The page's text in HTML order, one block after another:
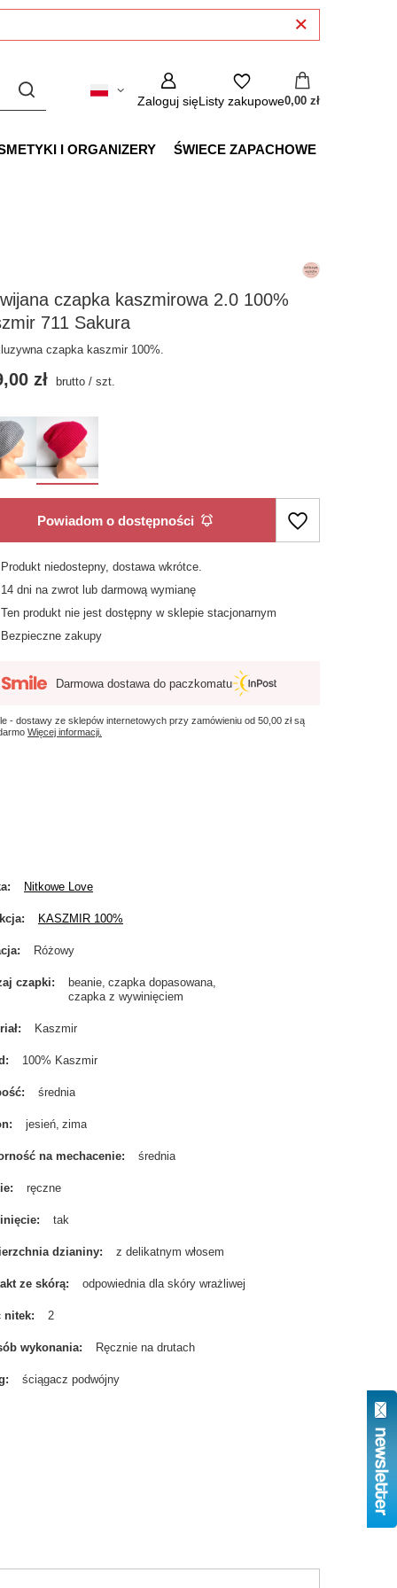
Zaloguj sięListy zakupowe0,00 zł
I ORGANIZERY ŚWIECE ZAPACHOWE
czapka kaszmirowa 2.0 100%
711 Sakura
czapka kaszmir 100%.
zł brutto /szt.
Powiadom o dostępności
Produkt niedostepny, dostawa wkrótce
14 dni na zwrot lub darmową wymianę
Ten produkt nie jest dostępny w sklepie stacjonarnym
Bezpieczne zakupy
Darmowa dostawa do paczkomatu
- dostawy ze sklepów internetowych przy zamówieniu od50,00 złsą
Więcej informacji.
Nitkowe Love
KASZMIR 100%
Różowy
czapki beanie czapka dopasowana
czapka z wywinięciem
Kaszmir
100% Kaszmir
średnia
jesień zima
na mechacenie średnia
ręczne
tak
dzianiny z delikatnym włosem
ze skórą odpowiednia dla skóry wrażliwej
nitek 2
wykonania Ręcznie na drutach
ściągacz podwójny